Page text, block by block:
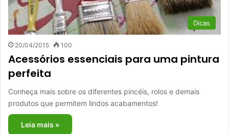
Dicas
20/04/2015 100
Acessórios essenciais para uma pintura
perfeita
Conheça mais sobre os diferentes pincéis, rolos e demais
produtos que permitem lindos acabamentos!
Leia mais »